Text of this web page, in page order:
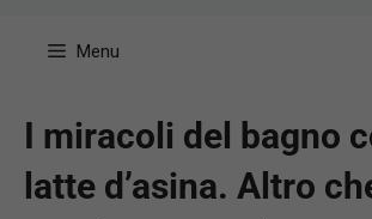
Menu
I miracoli del bagno
latte d’asina. Altro